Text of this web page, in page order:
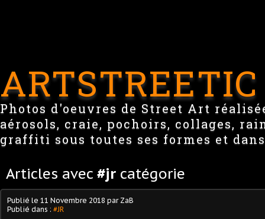
ARTSTREETIC
Photos d'oeuvres de Street Art
aérosols, craie, pochoirs, collages,
graffiti sous toutes ses formes et
Articles avec #jr catégorie
Publié le 11 Novembre 2018 par ZaB
Publié dans : #JR